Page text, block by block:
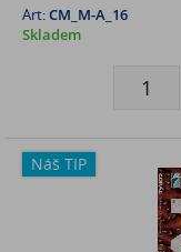
Art:CM_M-A_16
Skladem
Náš TIP